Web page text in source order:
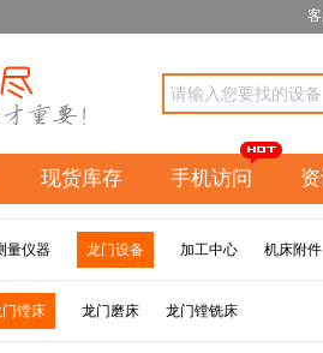
现货库存 手机访问
量仪器 龙门设备 加工中心 机床附件
镗床 龙门磨床 龙门镗铣床